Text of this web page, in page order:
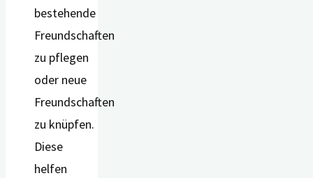
bestehende
Freundschaften
zu pflegen
oder neue
Freundschaften
zu knüpfen.
Diese
helfen